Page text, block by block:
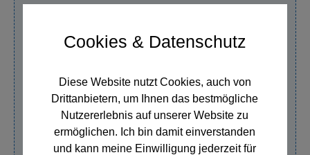
Cookies & Datenschutz
Diese Website nutzt Cookies, auch von
Drittanbietern, um Ihnen das bestmögliche
Nutzererlebnis auf unserer Website zu
ermöglichen. Ich bin damit einverstanden
und kann meine Einwilligung jederzeit für